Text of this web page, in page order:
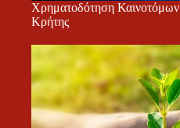
Χρηματοδότηση Καινοτόμων
Κρήτης